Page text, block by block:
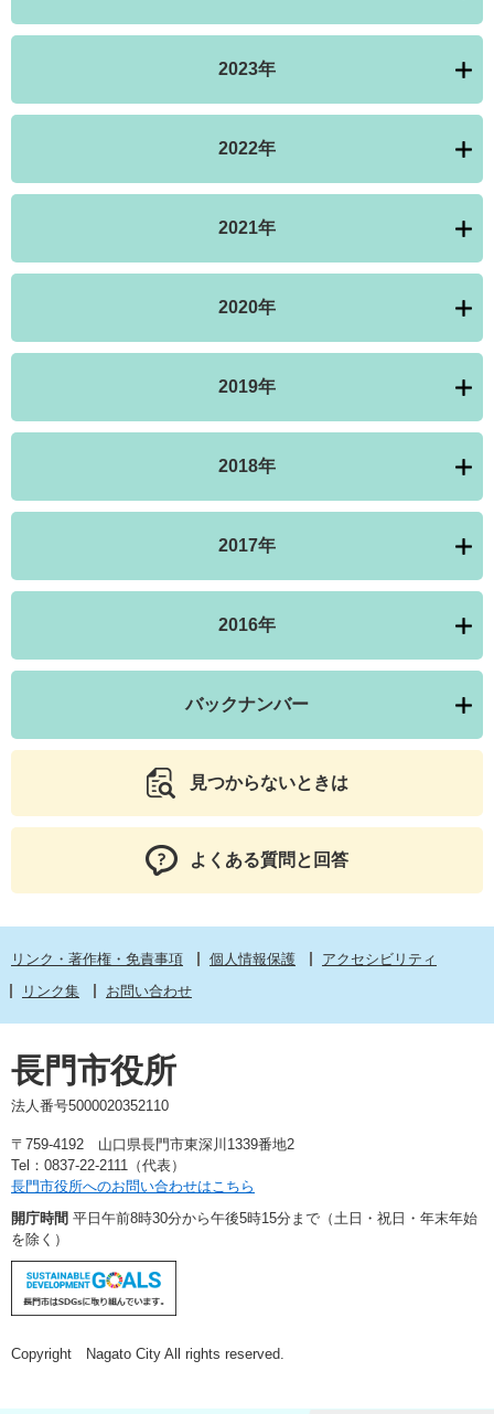
2023年
2022年
2021年
2020年
2019年
2018年
2017年
2016年
バックナンバー
見つからないときは
よくある質問と回答
リンク・著作権・免責事項 個人情報保護
アクセシビリティ
リンク集
お問い合わせ
長門市役所
法人番号5000020352110
〒759-4192 山口県長門市東深川1339番地2
Tel：0837-22-2111（代表）
長門市役所へのお問い合わせはこちら
開庁時間 平日午前8時30分から午後5時15分まで（土日・祝日・年末年始
を除く）
Copyright Nagato City All rights reserved.